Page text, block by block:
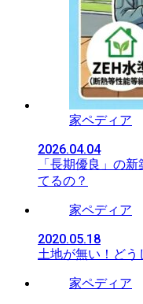
家ペディア
2026.04.04
「長期優良」の
てるの？
家ペディア
2020.05.18
土地が無い！どう
家ペディア